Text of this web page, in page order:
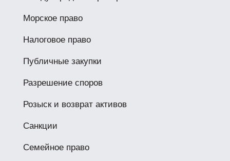
Морское право
Налоговое право
Публичные закупки
Разрешение споров
Розыск и возврат активов
Санкции
Семейное право